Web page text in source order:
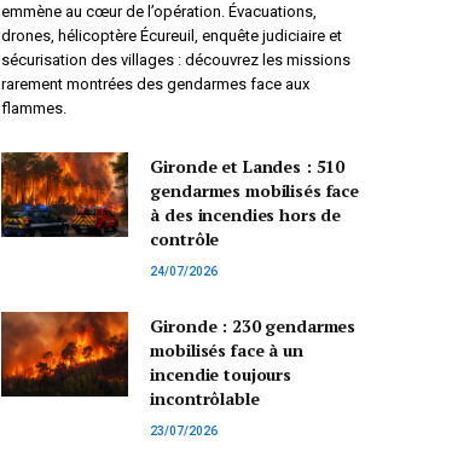
emmène au cœur de l’opération. Évacuations,
drones, hélicoptère Écureuil, enquête judiciaire et
sécurisation des villages : découvrez les missions
rarement montrées des gendarmes face aux
flammes.
Gironde et Landes : 510
gendarmes mobilisés face
à des incendies hors de
contrôle
24/07/2026
Gironde : 230 gendarmes
mobilisés face à un
incendie toujours
incontrôlable
23/07/2026